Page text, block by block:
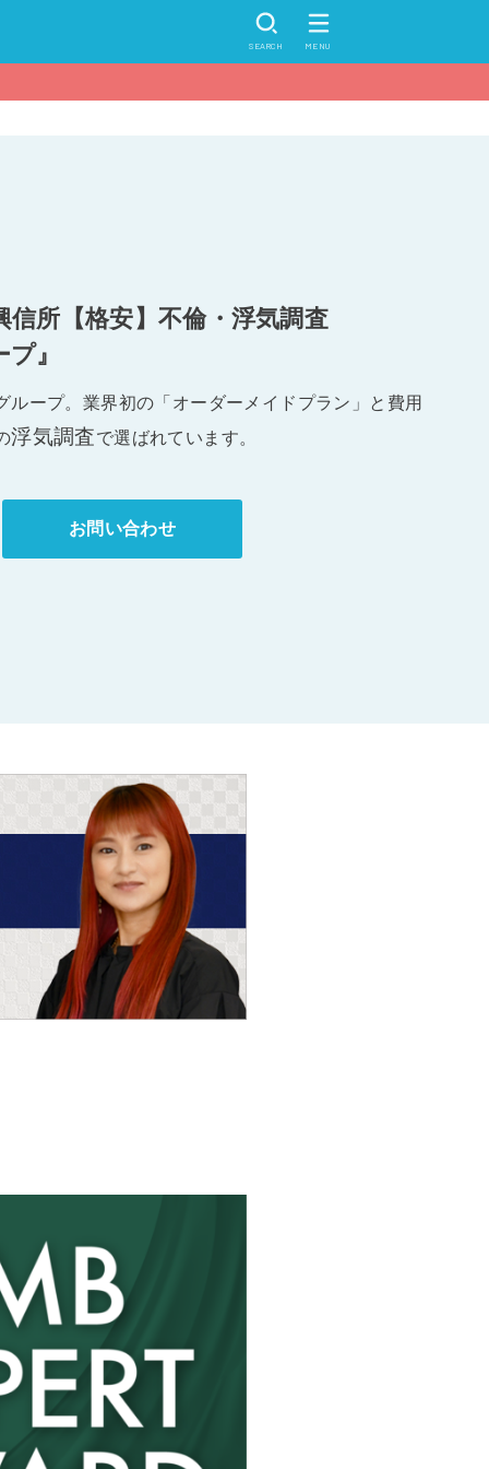
SEARCH MENU
信所【格安】不倫・浮気調査
』
ループ。業界初の「オーダーメイドプラン」と費用
浮気調査で選ばれています。
お問い合わせ